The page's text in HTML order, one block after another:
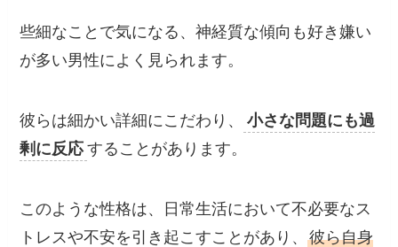
些細なことで気になる、神経質な傾向も好き嫌い
が多い男性によく見られます。
彼らは細かい詳細にこだわり、
小さな問題にも過
剰に反応 することがあります。
このような性格は、日常生活において不必要なス
トレスや不安を引き起こすことがあり、彼ら自身